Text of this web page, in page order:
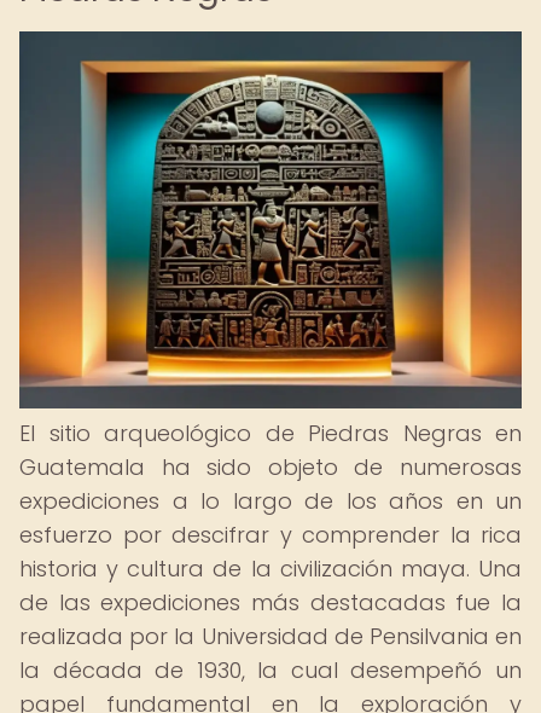
El sitio arqueológico de Piedras Negras en
Guatemala ha sido objeto de numerosas
expediciones a lo largo de los años en un
esfuerzo por descifrar y comprender la rica
historia y cultura de la civilización maya. Una
de las expediciones más destacadas fue la
realizada por la Universidad de Pensilvania en
la década de 1930, la cual desempeñó un
papel fundamental en la exploración y